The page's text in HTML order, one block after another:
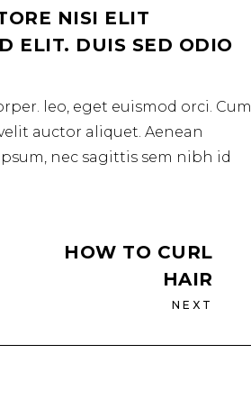
NISI ELIT
ELIT. DUIS SED ODIO
leo, eget euismod orci. Cum
auctor aliquet. Aenean
nec sagittis sem nibh id
HOW TO CURL
HAIR
NEXT